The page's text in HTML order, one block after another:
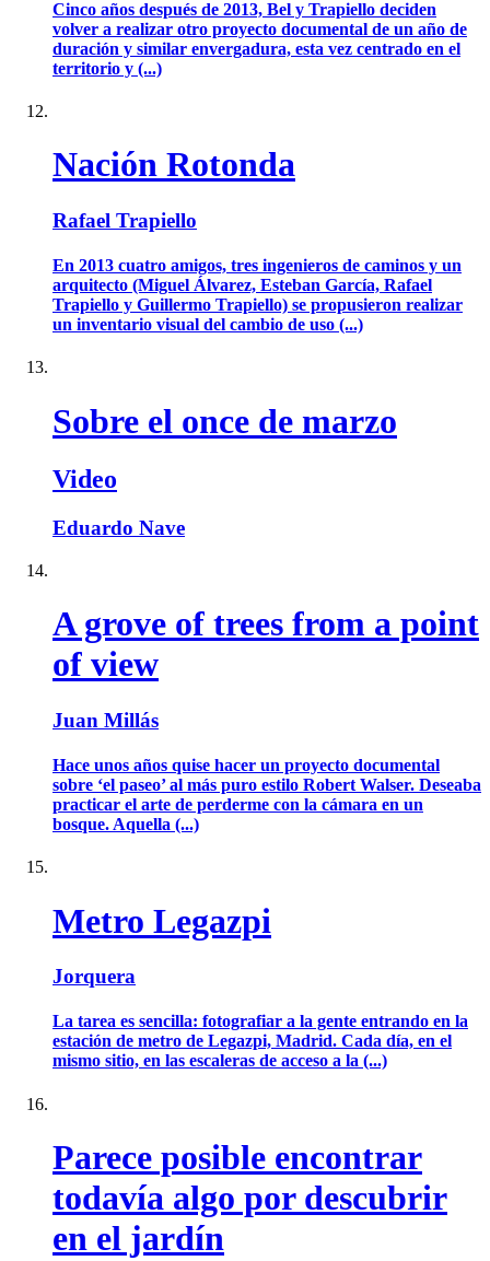
Cinco años después de 2013, Bel y Trapiello deciden
volver a realizar otro proyecto documental de un año de
duración y similar envergadura, esta vez centrado en el
territorio y (...)
Nación Rotonda
Rafael Trapiello
En 2013 cuatro amigos, tres ingenieros de caminos y un
arquitecto (Miguel Álvarez, Esteban García, Rafael
Trapiello y Guillermo Trapiello) se propusieron realizar
un inventario visual del cambio de uso (...)
Sobre el once de marzo
Video
Eduardo Nave
A grove of trees from a point
of view
Juan Millás
Hace unos años quise hacer un proyecto documental
sobre ‘el paseo’ al más puro estilo Robert Walser. Deseaba
practicar el arte de perderme con la cámara en un
bosque. Aquella (...)
Metro Legazpi
Jorquera
La tarea es sencilla: fotografiar a la gente entrando en la
estación de metro de Legazpi, Madrid. Cada día, en el
mismo sitio, en las escaleras de acceso a la (...)
Parece posible encontrar
todavía algo por descubrir
en el jardín